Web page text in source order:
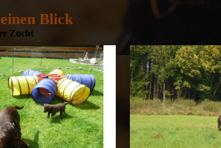
Blick
Zucht